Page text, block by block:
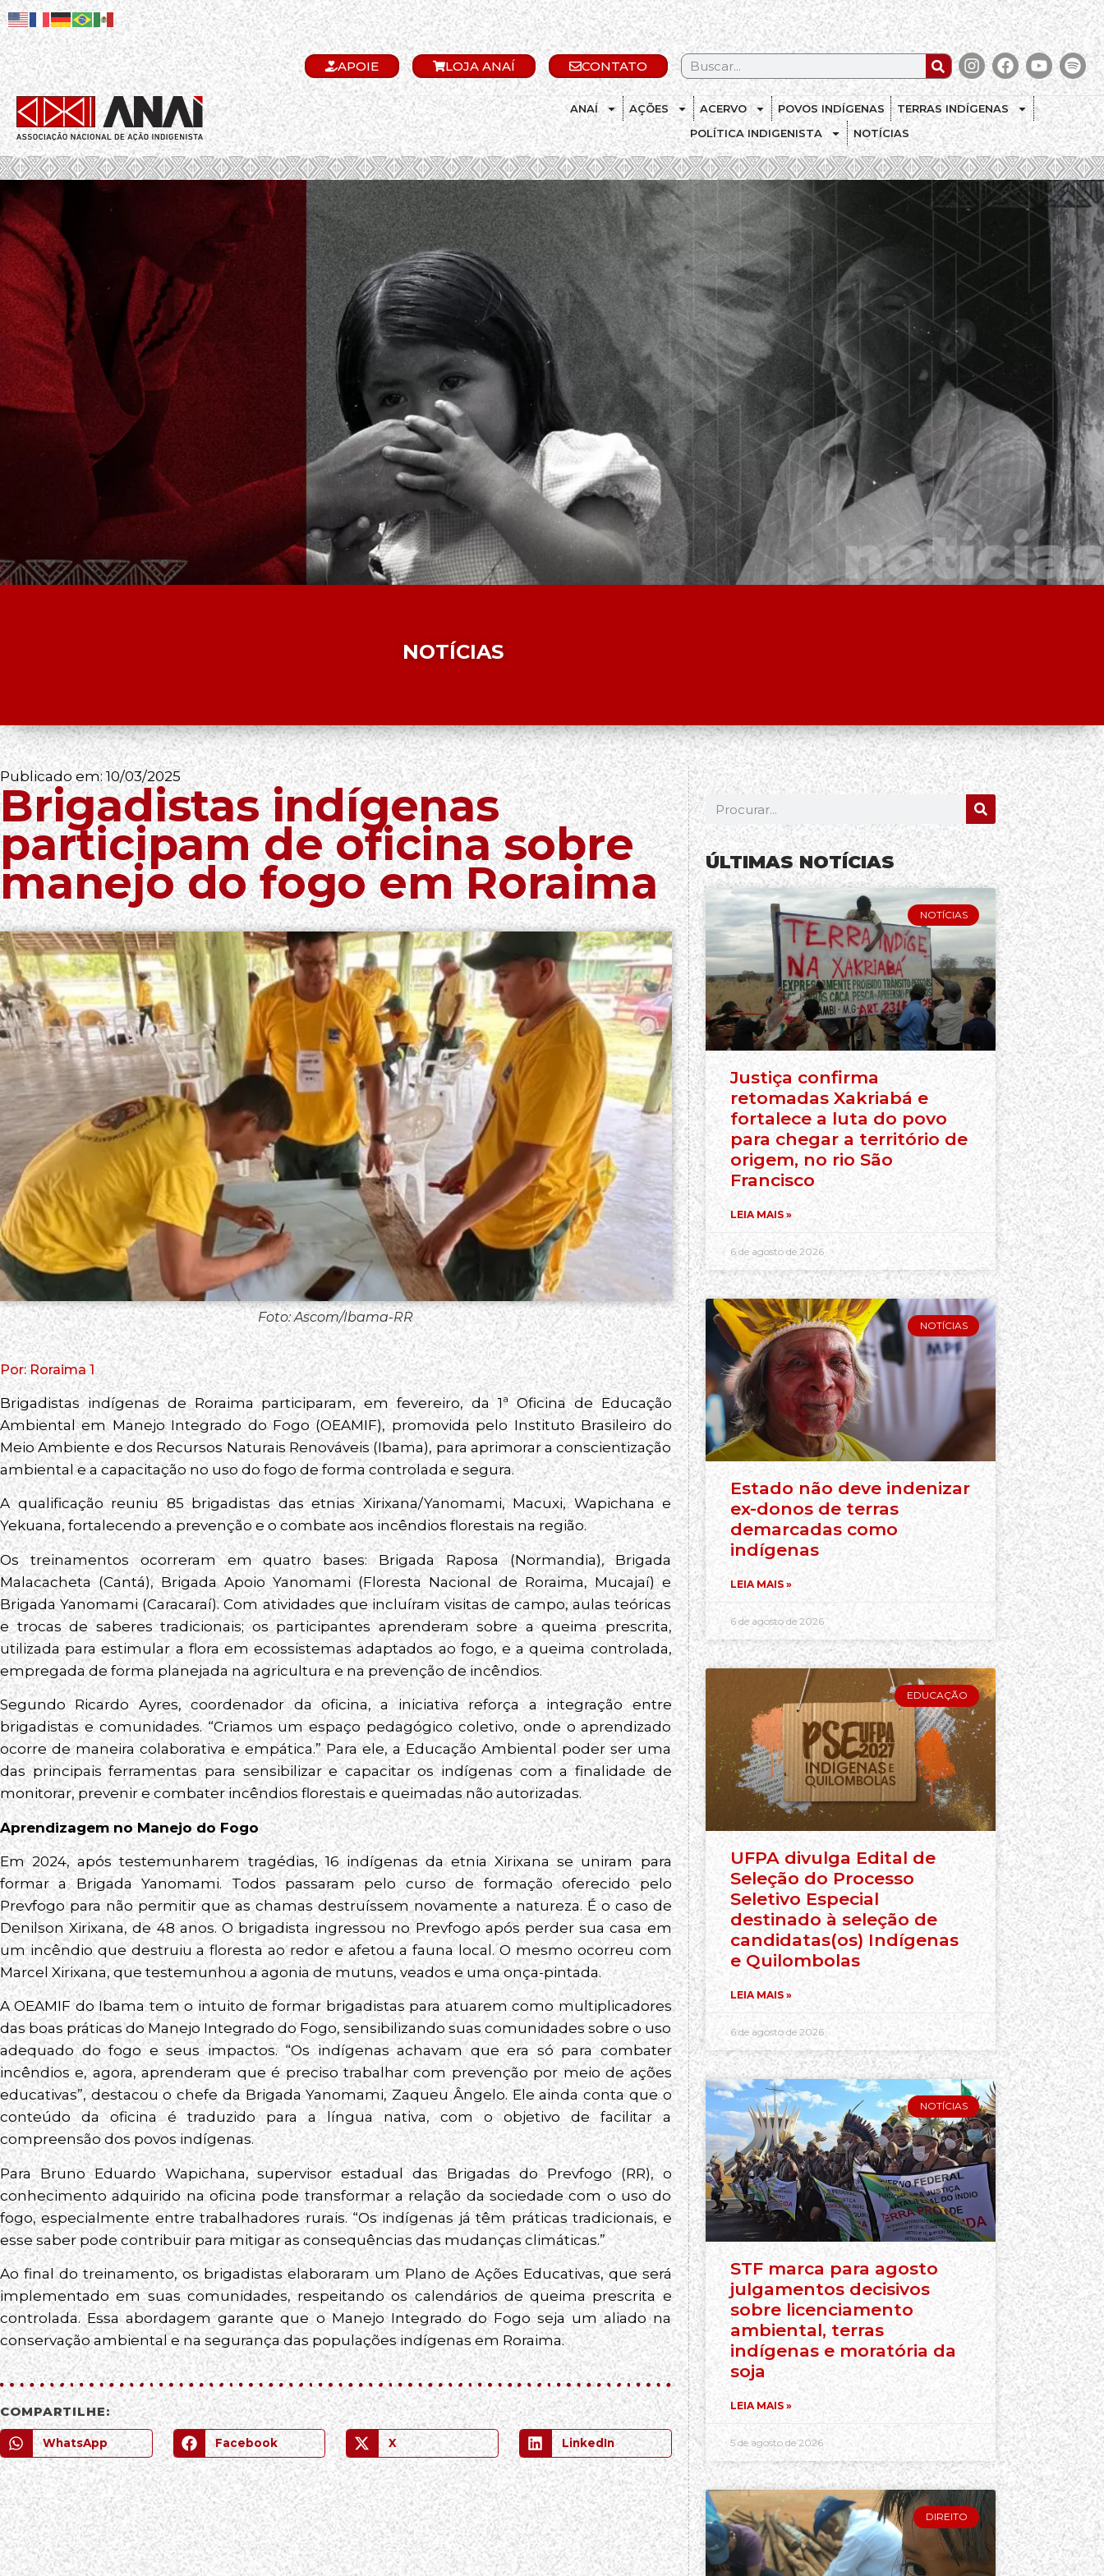
APOIE LOJA ANAÍ CONTATO
ANAÍ AÇÕES ACERVO POVOS INDÍGENAS
TERRAS INDÍGENAS
POLÍTICA INDIGENISTA
NOTÍCIAS
.
NOTÍCIAS
Publicado em:10/03/2025
Brigadistas indígenas
participam de oficina sobre
manejo do fogo em Roraima
Foto: Ascom/Ibama-RR
Por: Roraima 1
Brigadistas indígenas de Roraima participaram, em fevereiro, da 1ª Oficina de Educação
Ambiental em Manejo Integrado do Fogo (OEAMIF), promovida pelo Instituto Brasileiro do
Meio Ambiente e dos Recursos Naturais Renováveis (Ibama), para aprimorar a conscientização
ambiental e a capacitação no uso do fogo de forma controlada e segura.
A qualificação reuniu 85 brigadistas das etnias Xirixana/Yanomami, Macuxi, Wapichana e
Yekuana, fortalecendo a prevenção e o combate aos incêndios florestais na região.
Os treinamentos ocorreram em quatro bases: Brigada Raposa (Normandia), Brigada
Malacacheta (Cantá), Brigada Apoio Yanomami (Floresta Nacional de Roraima, Mucajaí) e
Brigada Yanomami (Caracaraí). Com atividades que incluíram visitas de campo, aulas teóricas
e trocas de saberes tradicionais; os participantes aprenderam sobre a queima prescrita,
utilizada para estimular a flora em ecossistemas adaptados ao fogo, e a queima controlada,
empregada de forma planejada na agricultura e na prevenção de incêndios.
Segundo Ricardo Ayres, coordenador da oficina, a iniciativa reforça a integração entre
brigadistas e comunidades. “Criamos um espaço pedagógico coletivo, onde o aprendizado
ocorre de maneira colaborativa e empática.” Para ele, a Educação Ambiental poder ser uma
das principais ferramentas para sensibilizar e capacitar os indígenas com a finalidade de
monitorar, prevenir e combater incêndios florestais e queimadas não autorizadas.
Aprendizagem no Manejo do Fogo
Em 2024, após testemunharem tragédias, 16 indígenas da etnia Xirixana se uniram para
formar a Brigada Yanomami. Todos passaram pelo curso de formação oferecido pelo
Prevfogo para não permitir que as chamas destruíssem novamente a natureza. É o caso de
Denilson Xirixana, de 48 anos. O brigadista ingressou no Prevfogo após perder sua casa em
um incêndio que destruiu a floresta ao redor e afetou a fauna local. O mesmo ocorreu com
Marcel Xirixana, que testemunhou a agonia de mutuns, veados e uma onça-pintada.
A OEAMIF do Ibama tem o intuito de formar brigadistas para atuarem como multiplicadores
das boas práticas do Manejo Integrado do Fogo, sensibilizando suas comunidades sobre o uso
adequado do fogo e seus impactos. “Os indígenas achavam que era só para combater
incêndios e, agora, aprenderam que é preciso trabalhar com prevenção por meio de ações
educativas”, destacou o chefe da Brigada Yanomami, Zaqueu Ângelo. Ele ainda conta que o
conteúdo da oficina é traduzido para a língua nativa, com o objetivo de facilitar a
compreensão dos povos indígenas.
Para Bruno Eduardo Wapichana, supervisor estadual das Brigadas do Prevfogo (RR), o
conhecimento adquirido na oficina pode transformar a relação da sociedade com o uso do
fogo, especialmente entre trabalhadores rurais. “Os indígenas já têm práticas tradicionais, e
esse saber pode contribuir para mitigar as consequências das mudanças climáticas.”
Ao final do treinamento, os brigadistas elaboraram um Plano de Ações Educativas, que será
implementado em suas comunidades, respeitando os calendários de queima prescrita e
controlada. Essa abordagem garante que o Manejo Integrado do Fogo seja um aliado na
conservação ambiental e na segurança das populações indígenas em Roraima.
COMPARTILHE:
WhatsApp Facebook X LinkedIn
ÚLTIMAS NOTÍCIAS
NOTÍCIAS
Justiça confirma
retomadas Xakriabá e
fortalece a luta do povo
para chegar a território de
origem, no rio São
Francisco
LEIA MAIS »
6 de agosto de 2026
NOTÍCIAS
Estado não deve indenizar
ex-donos de terras
demarcadas como
indígenas
LEIA MAIS »
6 de agosto de 2026
EDUCAÇÃO
UFPA divulga Edital de
Seleção do Processo
Seletivo Especial
destinado à seleção de
candidatas(os) Indígenas
e Quilombolas
LEIA MAIS »
6 de agosto de 2026
NOTÍCIAS
STF marca para agosto
julgamentos decisivos
sobre licenciamento
ambiental, terras
indígenas e moratória da
soja
LEIA MAIS »
5 de agosto de 2026
DIREITO